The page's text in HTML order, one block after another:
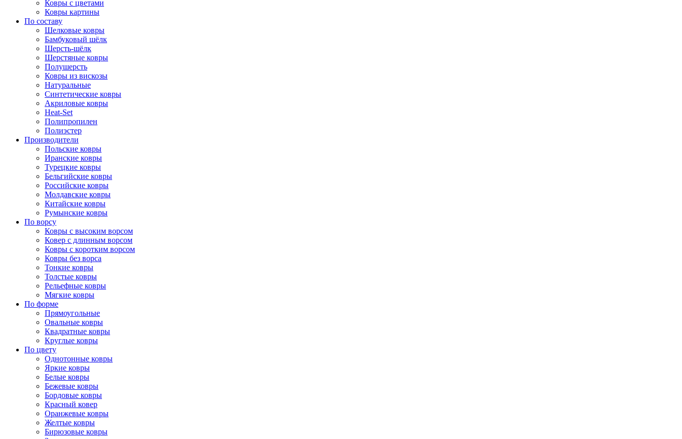
Ковры с цветами
Ковры картины
По составу
Шелковые ковры
Бамбуковый шёлк
Шерсть-шёлк
Шерстяные ковры
Полушерсть
Ковры из вискозы
Натуральные
Синтетические ковры
Акриловые ковры
Heat-Set
Полипропилен
Полиэстер
Производители
Польские ковры
Иранские ковры
Турецкие ковры
Бельгийские ковры
Российские ковры
Молдавские ковры
Китайские ковры
Румынские ковры
По ворсу
Ковры с высоким ворсом
Ковер с длинным ворсом
Ковры с коротким ворсом
Ковры без ворса
Тонкие ковры
Толстые ковры
Рельефные ковры
Мягкие ковры
По форме
Прямоугольные
Овальные ковры
Квадратные ковры
Круглые ковры
По цвету
Однотонные ковры
Яркие ковры
Белые ковры
Бежевые ковры
Бордовые ковры
Красный ковер
Оранжевые ковры
Желтые ковры
Бирюзовые ковры